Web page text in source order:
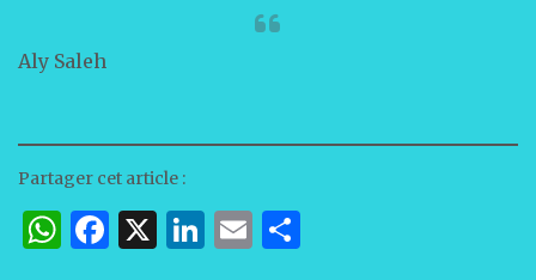
Aly Saleh
Partager cet article :
W F
X Li E